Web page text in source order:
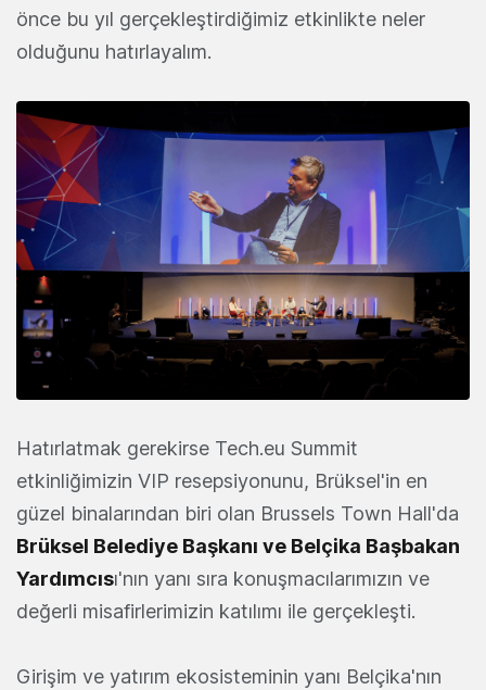
önce bu yıl gerçekleştirdiğimiz etkinlikte neler
olduğunu hatırlayalım.
Hatırlatmak gerekirse Tech.eu Summit
etkinliğimizin VIP resepsiyonunu, Brüksel'in en
güzel binalarından biri olan Brussels Town Hall'da
Brüksel Belediye Başkanı ve Belçika Başbakan
Yardımcısı'nın yanı sıra konuşmacılarımızın ve
değerli misafirlerimizin katılımı ile gerçekleşti.
Girişim ve yatırım ekosisteminin yanı Belçika'nın